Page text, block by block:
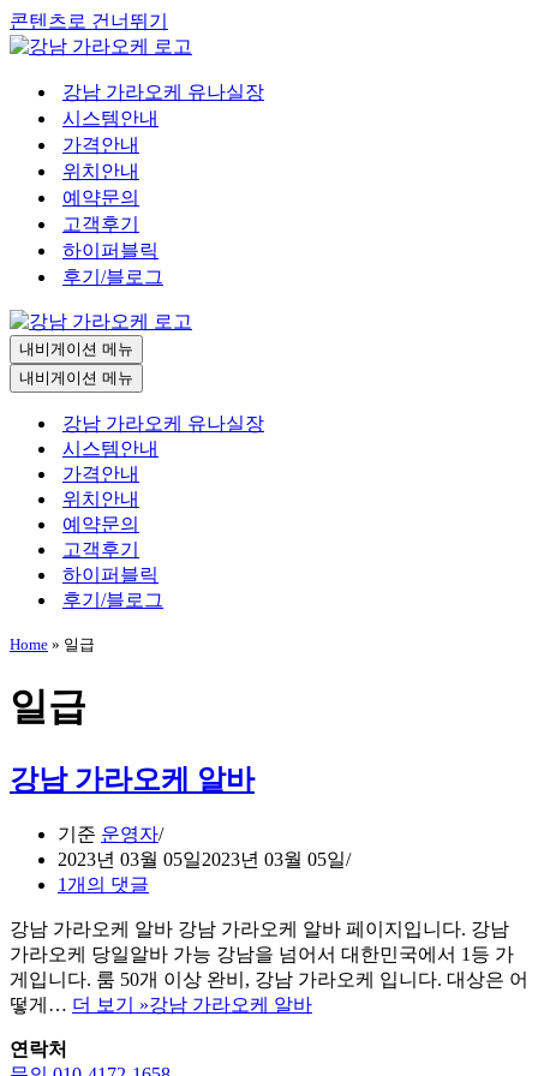
콘텐츠로 건너뛰기
강남 가라오케 유나실장
시스템안내
가격안내
위치안내
예약문의
고객후기
하이퍼블릭
후기/블로그
내비게이션 메뉴
내비게이션 메뉴
강남 가라오케 유나실장
시스템안내
가격안내
위치안내
예약문의
고객후기
하이퍼블릭
후기/블로그
Home » 일급
일급
강남 가라오케 알바
기준 운영자
2023년 03월 05일2023년 03월 05일
1개의 댓글
강남 가라오케 알바 강남 가라오케 알바 페이지입니다. 강남
가라오케 당일알바 가능 강남을 넘어서 대한민국에서 1등 가
게입니다. 룸 50개 이상 완비, 강남 가라오케 입니다. 대상은 어
떻게… 더 보기 »강남 가라오케 알바
연락처